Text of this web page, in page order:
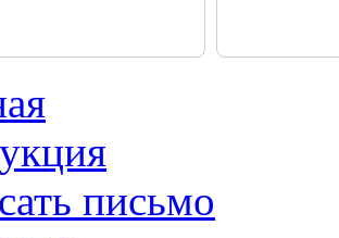
письмо